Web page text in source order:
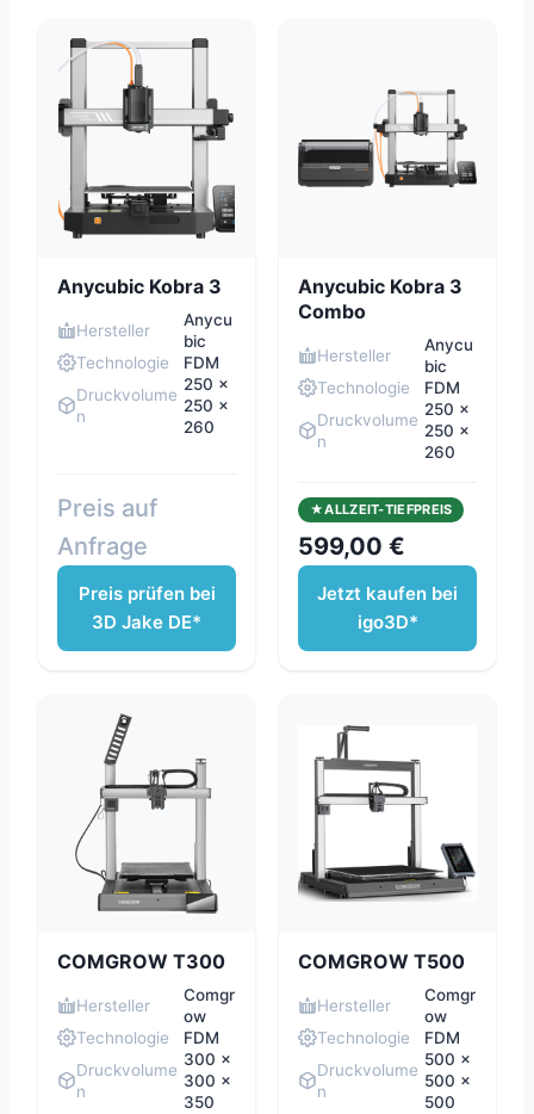
Anycubic Kobra 3
Hersteller
Anycu
bic
Technologie
FDM
Druckvolume
n
250 x
250 x
260
Preis auf
Anfrage
Preis prüfen bei
3D Jake DE*
Anycubic Kobra 3
Combo
Hersteller
Anycu
bic
Technologie
FDM
Druckvolume
n
250 x
250 x
260
ALLZEIT-TIEFPREIS
599,00 €
Jetzt kaufen bei
igo3D*
COMGROW T300
Hersteller
Comgr
ow
Technologie
FDM
Druckvolume
n
300 x
300 x
350
COMGROW T500
Hersteller
Comgr
ow
Technologie
FDM
Druckvolume
n
500 x
500 x
500